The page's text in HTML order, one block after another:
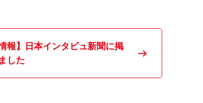
報】日本インタビュ新聞に掲
した